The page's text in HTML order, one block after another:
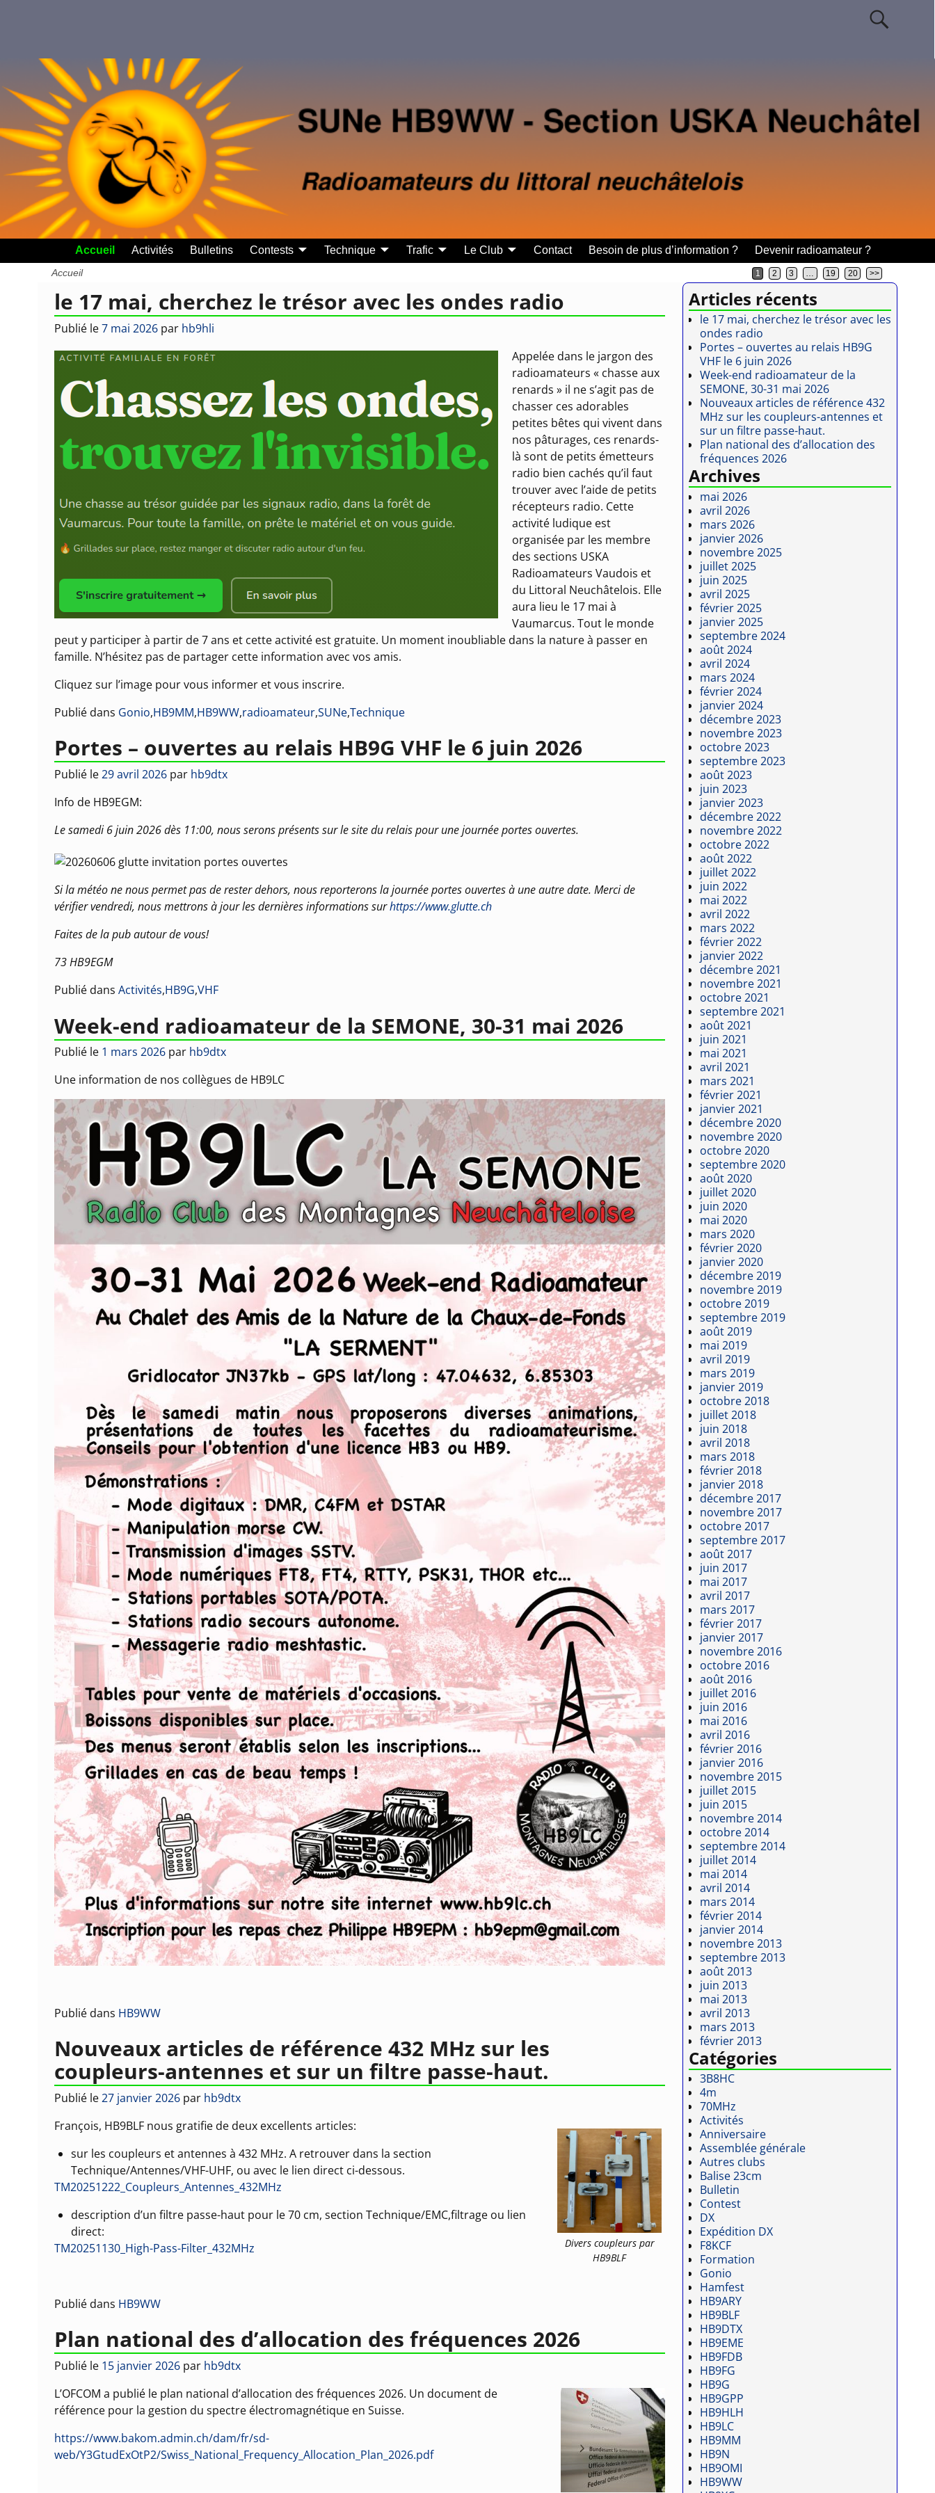
Accueil Activités Bulletins Contests Technique Trafic Le Club Contact Besoin de plus d’information ? Devenir radioamateur ?
Accueil 1 2 3 … 19 20 >>
le 17 mai, cherchez le trésor avec les ondes radio
Publié le7 mai 2026 par hb9hli
Appelée dans le jargon des
radioamateurs « chasse aux
renards » il ne s’agit pas de
chasser ces adorables
petites bêtes qui vivent dans
nos pâturages, ces renards-
là sont de petits émetteurs
radio bien cachés qu’il faut
trouver avec l’aide de petits
récepteurs radio. Cette
activité ludique est
organisée par les membre
des sections USKA
Radioamateurs Vaudois et
du Littoral Neuchâtelois. Elle
aura lieu le 17 mai à
Vaumarcus. Tout le monde
peut y participer à partir de 7 ans et cette activité est gratuite. Un moment inoubliable dans la nature à passer en
famille. N’hésitez pas de partager cette information avec vos amis.
Cliquez sur l’image pour vous informer et vous inscrire.
Publié dans Gonio,HB9MM,HB9WW,radioamateur,SUNe,Technique
Portes – ouvertes au relais HB9G VHF le 6 juin 2026
Publié le29 avril 2026 par hb9dtx
Info de HB9EGM:
Le samedi 6 juin 2026 dès 11:00, nous serons présents sur le site du relais pour une journée portes ouvertes.
Si la météo ne nous permet pas de rester dehors, nous reporterons la journée portes ouvertes à une autre date. Merci de
vérifier vendredi, nous mettrons à jour les dernières informations surhttps://www.glutte.ch
Faites de la pub autour de vous!
73 HB9EGM
Publié dans Activités,HB9G,VHF
Week-end radioamateur de la SEMONE, 30-31 mai 2026
Publié le 1 mars 2026 par hb9dtx
Une information de nos collègues de HB9LC
Publié dans HB9WW
Nouveaux articles de référence 432 MHz sur les
coupleurs-antennes et sur un filtre passe-haut.
Publié le27 janvier 2026 par hb9dtx
Divers coupleurs par
HB9BLF
François, HB9BLF nous gratifie de deux excellents articles:
sur les coupleurs et antennes à 432 MHz. A retrouver dans la section
Technique/Antennes/VHF-UHF, ou avec le lien direct ci-dessous.
TM20251222_Coupleurs_Antennes_432MHz
description d’un filtre passe-haut pour le 70 cm, section Technique/EMC,filtrage ou lien
direct:
TM20251130_High-Pass-Filter_432MHz
Publié dans HB9WW
Plan national des d’allocation des fréquences 2026
Publié le 15 janvier 2026 par hb9dtx
L’OFCOM a publié le plan national d’allocation des fréquences 2026. Un document de
référence pour la gestion du spectre électromagnétique en Suisse.
https://www.bakom.admin.ch/dam/fr/sd-
web/Y3GtudExOtP2/Swiss_National_Frequency_Allocation_Plan_2026.pdf
Articles récents
le 17 mai, cherchez le trésor avec les
ondes radio
Portes – ouvertes au relais HB9G
VHF le 6 juin 2026
Week-end radioamateur de la
SEMONE, 30-31 mai 2026
Nouveaux articles de référence 432
MHz sur les coupleurs-antennes et
sur un filtre passe-haut.
Plan national des d’allocation des
fréquences 2026
Archives
mai 2026
avril 2026
mars 2026
janvier 2026
novembre 2025
juillet 2025
juin 2025
avril 2025
février 2025
janvier 2025
septembre 2024
août 2024
avril 2024
mars 2024
février 2024
janvier 2024
décembre 2023
novembre 2023
octobre 2023
septembre 2023
août 2023
juin 2023
janvier 2023
décembre 2022
novembre 2022
octobre 2022
août 2022
juillet 2022
juin 2022
mai 2022
avril 2022
mars 2022
février 2022
janvier 2022
décembre 2021
novembre 2021
octobre 2021
septembre 2021
août 2021
juin 2021
mai 2021
avril 2021
mars 2021
février 2021
janvier 2021
décembre 2020
novembre 2020
octobre 2020
septembre 2020
août 2020
juillet 2020
juin 2020
mai 2020
mars 2020
février 2020
janvier 2020
décembre 2019
novembre 2019
octobre 2019
septembre 2019
août 2019
mai 2019
avril 2019
mars 2019
janvier 2019
octobre 2018
juillet 2018
juin 2018
avril 2018
mars 2018
février 2018
janvier 2018
décembre 2017
novembre 2017
octobre 2017
septembre 2017
août 2017
juin 2017
mai 2017
avril 2017
mars 2017
février 2017
janvier 2017
novembre 2016
octobre 2016
août 2016
juillet 2016
juin 2016
mai 2016
avril 2016
février 2016
janvier 2016
novembre 2015
juillet 2015
juin 2015
novembre 2014
octobre 2014
septembre 2014
juillet 2014
mai 2014
avril 2014
mars 2014
février 2014
janvier 2014
novembre 2013
septembre 2013
août 2013
juin 2013
mai 2013
avril 2013
mars 2013
février 2013
Catégories
3B8HC
4m
70MHz
Activités
Anniversaire
Assemblée générale
Autres clubs
Balise 23cm
Bulletin
Contest
DX
Expédition DX
F8KCF
Formation
Gonio
Hamfest
HB9ARY
HB9BLF
HB9DTX
HB9EME
HB9FDB
HB9FG
HB9G
HB9GPP
HB9HLH
HB9LC
HB9MM
HB9N
HB9OMI
HB9WW